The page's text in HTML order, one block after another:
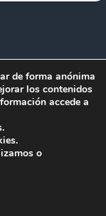
de forma anónima
los contenidos
accede a
o